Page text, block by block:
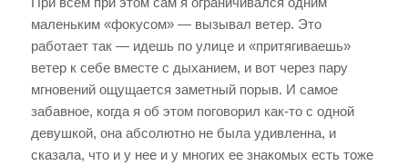
маленьким «фокусом» — вызывал ветер. Это
работает так — идешь по улице и «притягиваешь»
ветер к себе вместе с дыханием, и вот через пару
мгновений ощущается заметный порыв. И самое
забавное, когда я об этом поговорил как-то с одной
девушкой, она абсолютно не была удивленна, и
сказала, что и у нее и у многих ее знакомых есть тоже